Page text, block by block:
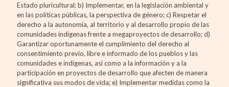
Estado pluricultural; b) Implementar, en la legislación ambiental y
en las políticas públicas, la perspectiva de género; c) Respetar el
derecho a la autonomía, al territorio y al desarrollo propio de las
comunidades indígenas frente a megaproyectos de desarrollo; d)
Garantizar oportunamente el cumplimiento del derecho al
consentimiento previo, libre e informado de los pueblos y las
comunidades e indígenas, así como a la información y a la
participación en proyectos de desarrollo que afecten de manera
significativa sus modos de vida; e) Implementar medidas como la